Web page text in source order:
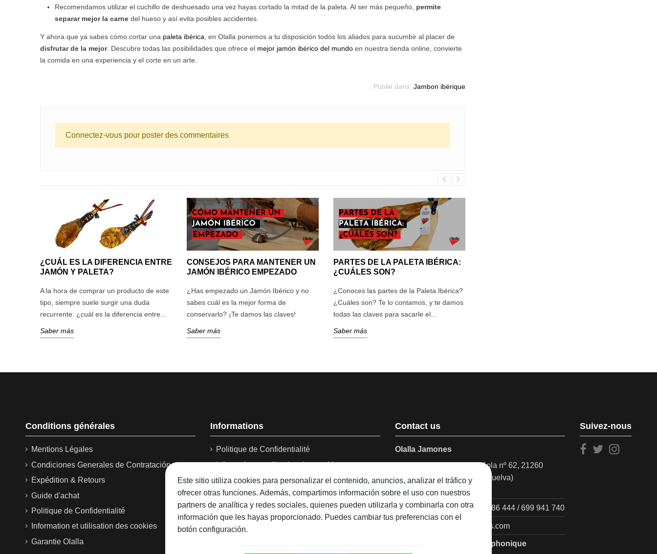
Este sitio utiliza cookies para personalizar el contenido, anuncios, analizar el tráfico y
ofrecer otras funciones. Además, compartimos información sobre el uso con nuestros
partners de analítica y redes sociales, quienes pueden utilizarla y combinarla con otra
información que les hayas proporcionado. Puedes cambiar tus preferencias con el
botón configuración.
Recomendamos utilizar el cuchillo de deshuesado una vez hayas cortado la mitad de la paleta. Al ser más pequeño, permite
separar mejor la carne del hueso y así evita posibles accidentes.
Y ahora que ya sabes cómo cortar una paleta ibérica , en Olalla ponemos a tu disposición todos los aliados para sucumbir al placer de
disfrutar de la mejor. Descubre todas las posibilidades que ofrece el mejor jamón ibérico del mundo en nuestra tienda online, convierte
la comida en una experiencia y el corte en un arte.
Publié dans: Jambon ibérique
Connectez-vous pour poster des commentaires
¿CUÁL ES LA DIFERENCIA ENTRE
JAMÓN Y PALETA?
A la hora de comprar un producto de este
tipo, siempre suele surgir una duda
recurrente: ¿cuál es la diferencia entre...
Saber más
CONSEJOS PARA MANTENER UN
JAMÓN IBÉRICO EMPEZADO
¿Has empezado un Jamón Ibérico y no
sabes cuál es la mejor forma de
conservarlo? ¡Te damos las claves!
Saber más
PARTES DE LA PALETA IBÉRICA:
¿CUÁLES SON?
¿Conoces las partes de la Paleta Ibérica?
¿Cuáles son? Te lo contamos, y te damos
todas las claves para sacarle el...
Saber más
Conditions générales
Mentions Légales
Condiciones Generales de Contratación
Expédition & Retours
Guide d'achat
Politique de Confidentialité
Information et utilisation des cookies
Garantie Olalla
Informations
Politique de Confidentialité
Information et utilisation des cookies
Notre blog
À propos d’Olalla Ibérica
Histoire d’Olalla
Dénomination d'origine
Contact us
Olalla Jamones
Avenida Marina Española nº 62, 21260
Santa Olalla del Cala (Huelva)
España
+34 959 190 320 / 638 786 444 / 699 941 740
contacto@olallajamones.com
Horaires d’assistance téléphonique
Suivez-nous